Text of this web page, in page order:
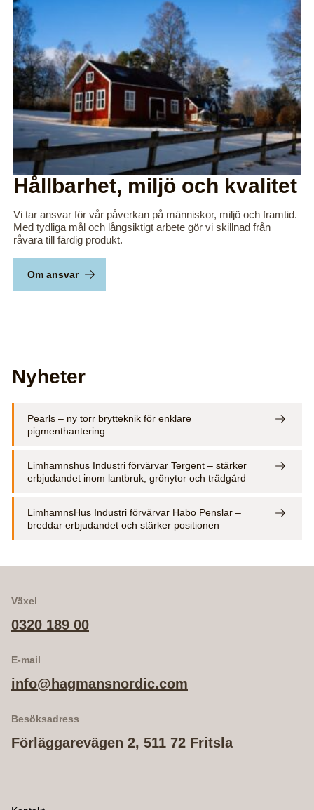
Hållbarhet, miljö och kvalitet
Vi tar ansvar för vår påverkan på människor, miljö och framtid.
Med tydliga mål och långsiktigt arbete gör vi skillnad från
råvara till färdig produkt.
Om ansvar
Nyheter
Pearls – ny torr brytteknik för enklare
pigmenthantering
Limhamnshus Industri förvärvar Tergent – stärker
erbjudandet inom lantbruk, grönytor och trädgård
LimhamnsHus Industri förvärvar Habo Penslar –
breddar erbjudandet och stärker positionen
Växel
0320 189 00
E-mail
info@hagmansnordic.com
Besöksadress
Förläggarevägen 2, 511 72 Fritsla